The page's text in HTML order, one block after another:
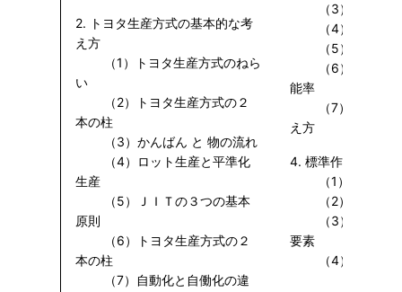
2. トヨタ生産方式の基本的な考
え方
（1）トヨタ生産方式のねら
い
（2）トヨタ生産方式の２
本の柱
（3）かんばん と 物の流れ
（4）ロット生産と平準化
生産
（5）ＪＩＴの３つの基本
原則
（6）トヨタ生産方式の２
本の柱
（7）自動化と自働化の違
（3）ムダの認
（4）仕事とム
（5）ムダの種
（6）見かけの
能率
（7）着想を出
え方
4. 標準作業
（1）標準作業
（2）標準作業
（3）標準作業
要素
（4）標準作業